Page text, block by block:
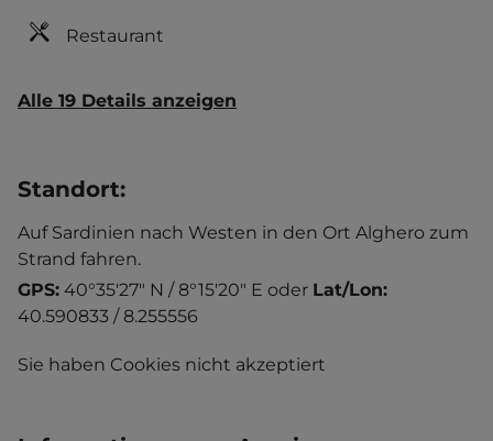
Restaurant
Alle 19 Details anzeigen
Standort:
Auf Sardinien nach Westen in den Ort Alghero zum
Strand fahren.
GPS: 40°35'27" N / 8°15'20" E oder Lat/Lon:
40.590833 / 8.255556
Sie haben Cookies nicht akzeptiert